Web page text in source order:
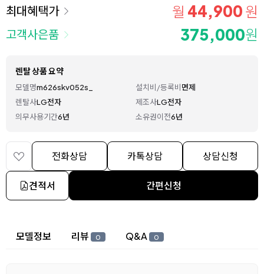
최대혜택가 월 44,900 원
고객사은품 375,000원
렌탈 상품 요약
모델명m626skv052s_ 설치비/등록비면제
렌탈사LG전자 제조사LG전자
의무사용기간6년 소유권이전6년
전화상담 카톡상담 상담신청
견적서 간편신청
상세 정보
모델정보 리뷰 0 Q&A 0